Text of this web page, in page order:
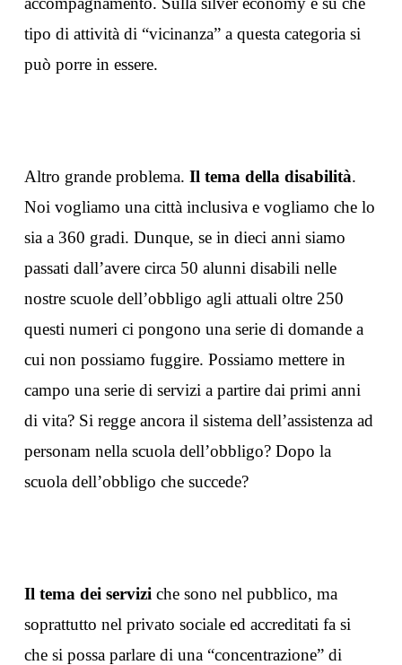
tipo di attività di “vicinanza” a questa categoria si
può porre in essere.
Altro grande problema. Il tema della disabilità.
Noi vogliamo una città inclusiva e vogliamo che lo
sia a 360 gradi. Dunque, se in dieci anni siamo
passati dall’avere circa 50 alunni disabili nelle
nostre scuole dell’obbligo agli attuali oltre 250
questi numeri ci pongono una serie di domande a
cui non possiamo fuggire. Possiamo mettere in
campo una serie di servizi a partire dai primi anni
di vita? Si regge ancora il sistema dell’assistenza ad
personam nella scuola dell’obbligo? Dopo la
scuola dell’obbligo che succede?
Il tema dei servizi che sono nel pubblico, ma
soprattutto nel privato sociale ed accreditati fa si
che si possa parlare di una “concentrazione” di